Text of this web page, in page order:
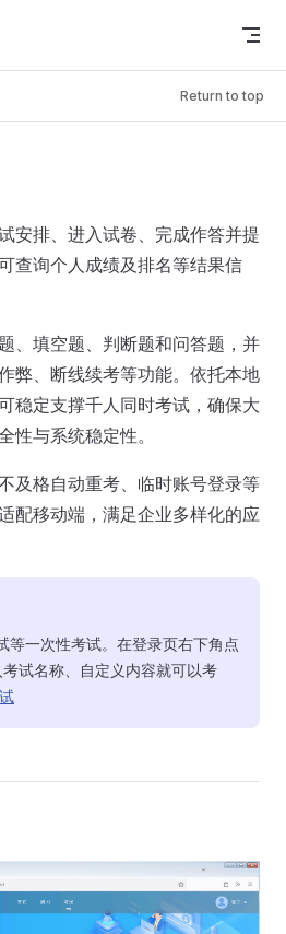
Return to top
安排、进入试卷、完成作答并提
查询个人成绩及排名等结果信
、填空题、判断题和问答题，并
弊、断线续考等功能。依托本地
稳定支撑千人同时考试，确保大
性与系统稳定性。
及格自动重考、临时账号登录等
配移动端，满足企业多样化的应
等一次性考试。在登录页右下角点
试名称、自定义内容就可以考